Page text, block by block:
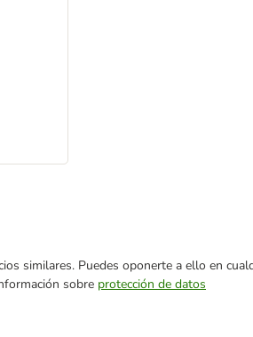
similares. Puedes oponerte a ello en
sobre protección de datos